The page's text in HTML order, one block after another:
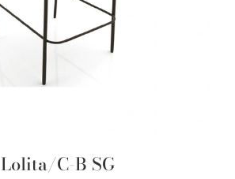
Lolita/C-B SG